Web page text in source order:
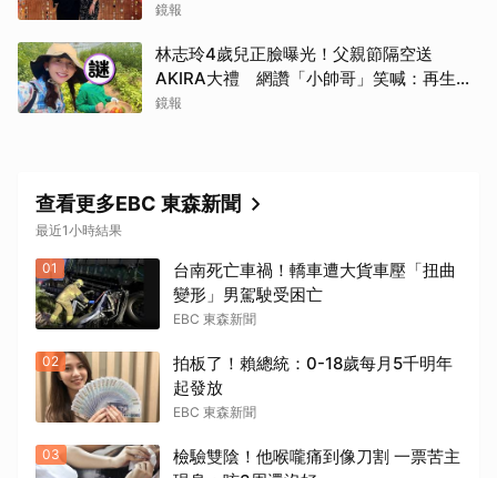
鏡報
林志玲4歲兒正臉曝光！父親節隔空送
AKIRA大禮 網讚「小帥哥」笑喊：再生一
個
鏡報
查看更多EBC 東森新聞
最近1小時結果
01
台南死亡車禍！轎車遭大貨車壓「扭曲
變形」男駕駛受困亡
EBC 東森新聞
02
拍板了！賴總統：0-18歲每月5千明年
起發放
EBC 東森新聞
03
檢驗雙陰！他喉嚨痛到像刀割 一票苦主